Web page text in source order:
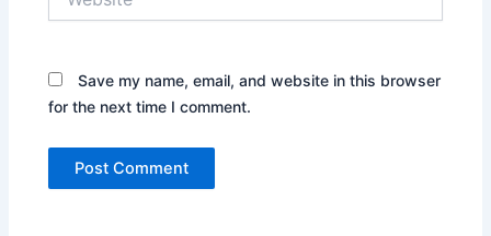
Save my name, email, and website in this browser
for the next time I comment.